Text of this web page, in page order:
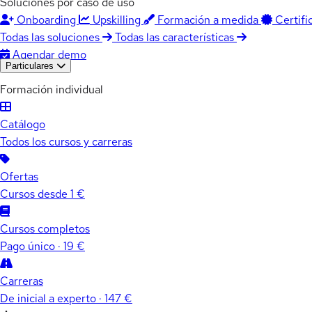
Onboarding
Upskilling Formación a medida
Todas las soluciones
Todas las características
Agendar demo
Particulares
Formación individual
Catálogo
Todos los cursos y carreras
Ofertas
Cursos desde 1 €
Cursos completos
Pago único · 19 €
Carreras
De inicial a experto · 147 €